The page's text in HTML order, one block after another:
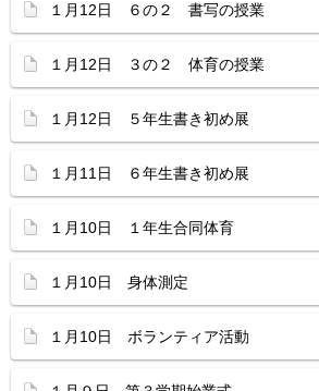
１月12日 ６の２ 書写の授業
１月12日 ３の２ 体育の授業
１月12日 ５年生書き初め展
１月11日 ６年生書き初め展
１月10日 １年生合同体育
１月10日 身体測定
１月10日 ボランティア活動